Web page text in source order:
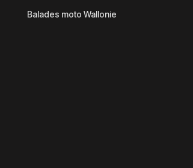
Balades moto Wallonie